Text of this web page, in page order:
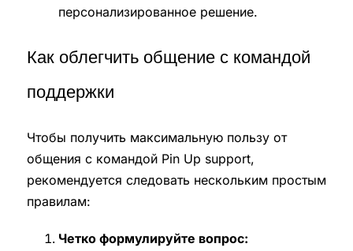
персонализированное решение.
Как облегчить общение с командой
поддержки
Чтобы получить максимальную пользу от
общения с командой Pin Up support,
рекомендуется следовать нескольким простым
правилам:
Четко формулируйте вопрос: